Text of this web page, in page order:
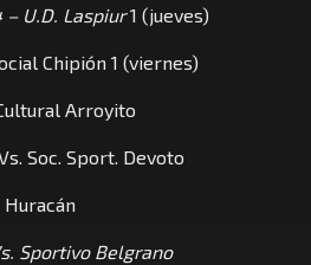
U.D. Laspiur1 (jueves)
Chipión 1 (viernes)
Arroyito
Soc. Sport. Devoto
Huracán
Sportivo Belgrano